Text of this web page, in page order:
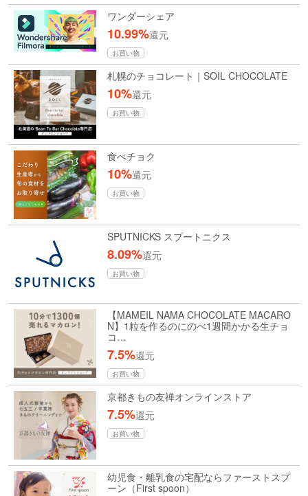
ワンダーシェア
10.99%還元
お買い物
札幌のチョコレート｜SOIL CHOCOLATE
10%還元
お買い物
食べチョク
10%還元
お買い物
SPUTNICKS スプートニクス
8.09%還元
お買い物
【MAMEIL NAMA CHOCOLATE MACARO
N】1粒を作るのにのべ1週間かかる生チョ
コ…
7.5%還元
お買い物
京都きもの友禅オンラインストア
7.5%還元
お買い物
幼児食・離乳食の宅配ならファーストスプ
ーン（First spoon）